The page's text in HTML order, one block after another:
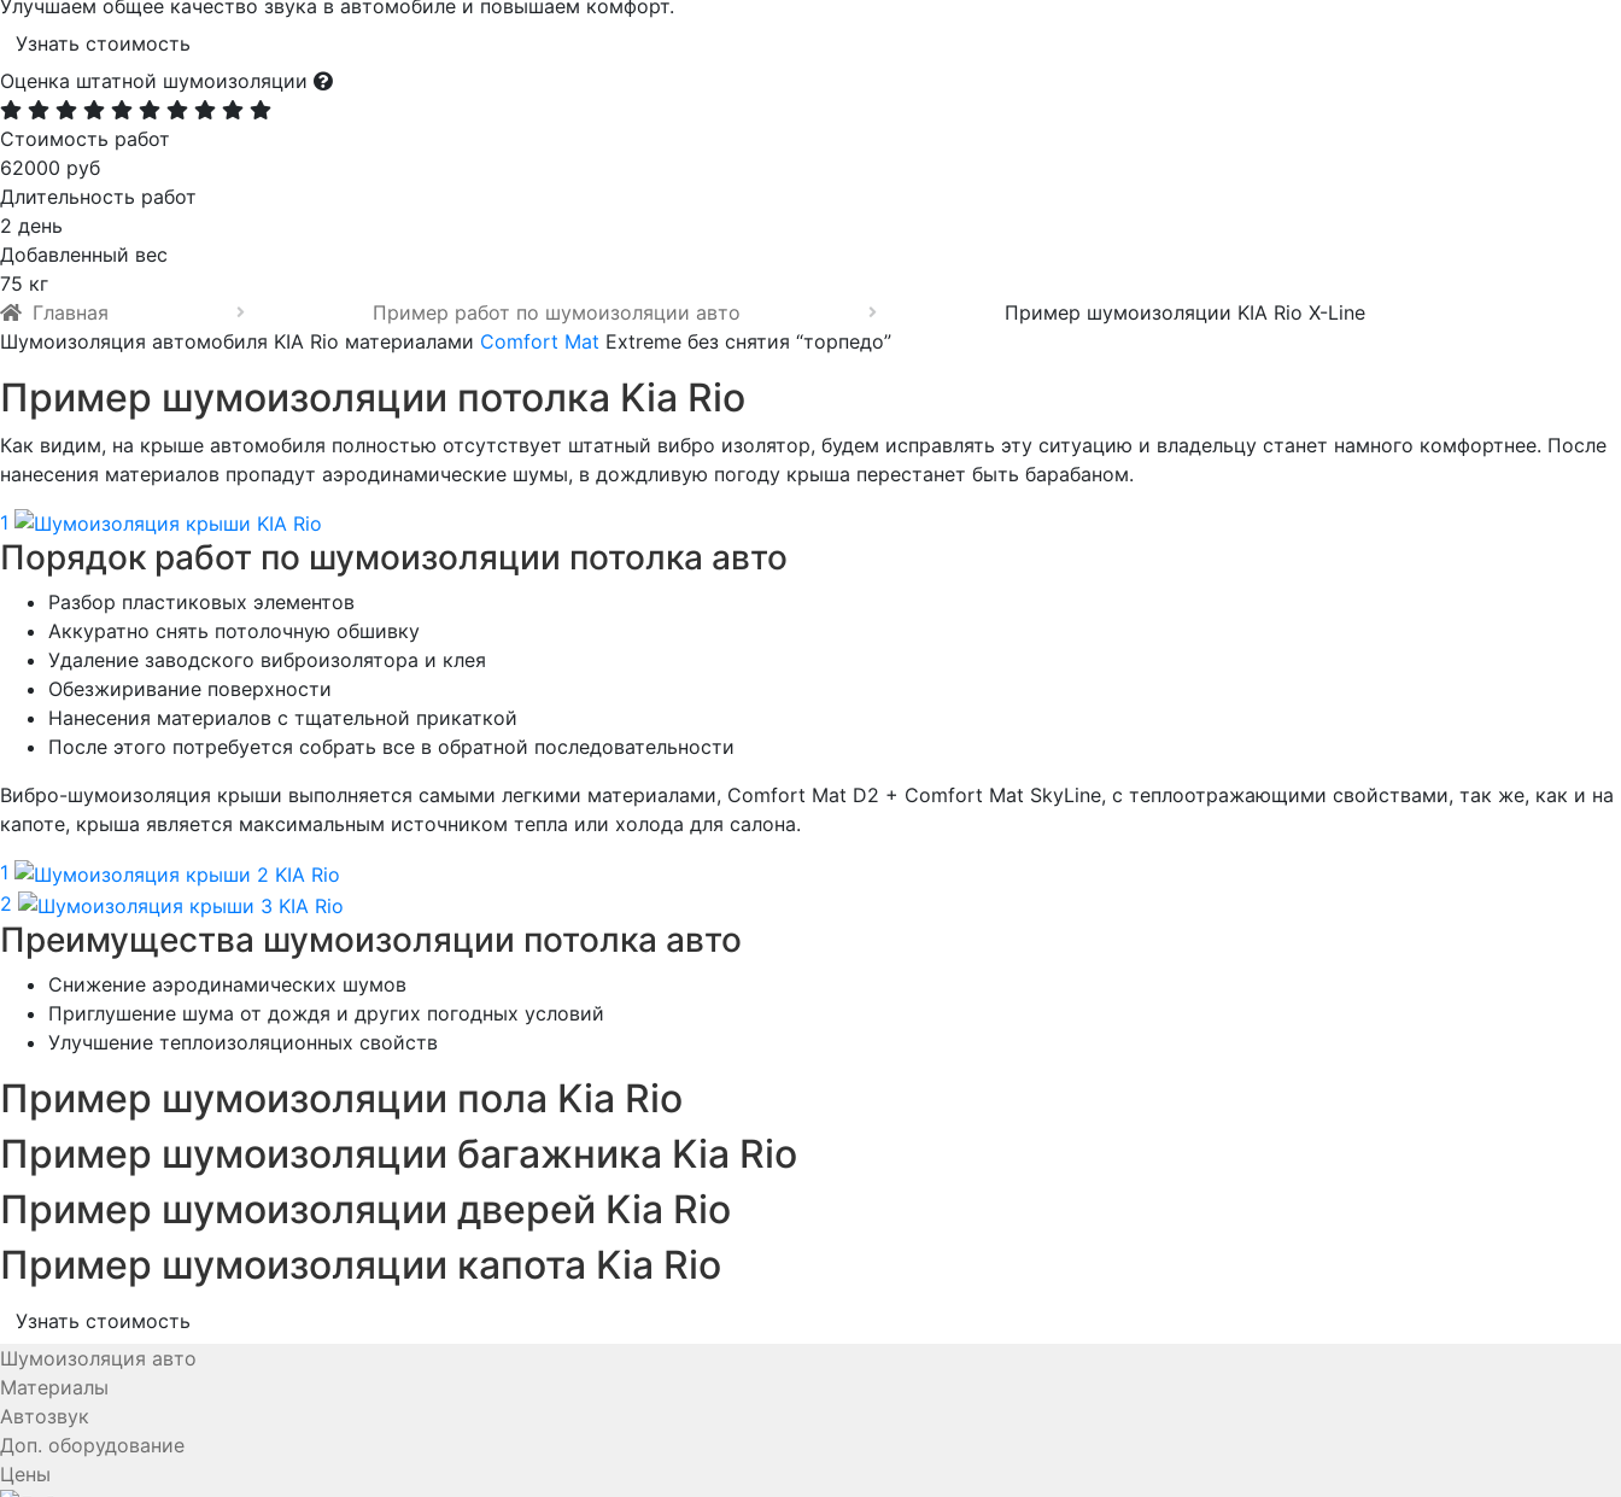
Улучшаем общее качество звука в автомобиле и повышаем комфорт.
Узнать стоимость
Оценка штатной шумоизоляции
Стоимость работ
62000 руб
Длительность работ
2 день
Добавленный вес
75 кг
Главная
Пример работ по шумоизоляции авто
Пример шумоизоляции KIA Rio X-Line
Шумоизоляция автомобиля KIA Rio материалами Comfort Mat Extreme без снятия “торпедо”
Пример шумоизоляции потолка Kia Rio
Как видим, на крыше автомобиля полностью отсутствует штатный вибро изолятор, будем исправлять эту ситуацию и владельцу станет намного комфортнее. После
нанесения материалов пропадут аэродинамические шумы, в дождливую погоду крыша перестанет быть барабаном.
1
Порядок работ по шумоизоляции потолка авто
Разбор пластиковых элементов
Аккуратно снять потолочную обшивку
Удаление заводского виброизолятора и клея
Обезжиривание поверхности
Нанесения материалов с тщательной прикаткой
После этого потребуется собрать все в обратной последовательности
Вибро-шумоизоляция крыши выполняется самыми легкими материалами, Comfort Mat D2 + Comfort Mat SkyLine, с теплоотражающими свойствами, так же, как и на
капоте, крыша является максимальным источником тепла или холода для салона.
1
2
Преимущества шумоизоляции потолка авто
Снижение аэродинамических шумов
Приглушение шума от дождя и других погодных условий
Улучшение теплоизоляционных свойств
Пример шумоизоляции пола Kia Rio
Пример шумоизоляции багажника Kia Rio
Пример шумоизоляции дверей Kia Rio
Пример шумоизоляции капота Kia Rio
Узнать стоимость
Шумоизоляция авто
Материалы
Автозвук
Доп. оборудование
Цены